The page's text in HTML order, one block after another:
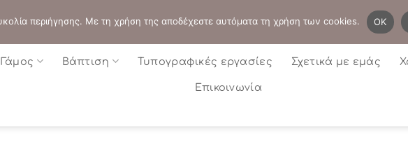
Η
Γάμος Βάπτιση Τυπογραφικές εργασίες Σχετικά με εμάς
Επικοινωνία
περιήγησης. Με τη χρήση της αποδέχεστε αυτόματα τη χρήση των cookies. OK